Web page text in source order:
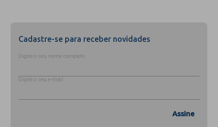
Cadastre-se para receber novidades
Digite o seu nome completo
Digite o seu e-mail
Assine